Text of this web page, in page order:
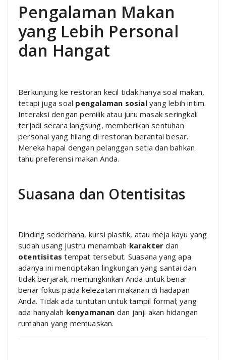
Pengalaman Makan
yang Lebih Personal
dan Hangat
Berkunjung ke restoran kecil tidak hanya soal makan,
tetapi juga soal pengalaman sosialyang lebih intim.
Interaksi dengan pemilik atau juru masak seringkali
terjadi secara langsung, memberikan sentuhan
personal yang hilang di restoran berantai besar.
Mereka hapal dengan pelanggan setia dan bahkan
tahu preferensi makan Anda.
Suasana dan Otentisitas
Dinding sederhana, kursi plastik, atau meja kayu yang
sudah usang justru menambah karakter dan
otentisitas tempat tersebut. Suasana yang apa
adanya ini menciptakan lingkungan yang santai dan
tidak berjarak, memungkinkan Anda untuk benar-
benar fokus pada kelezatan makanan di hadapan
Anda. Tidak ada tuntutan untuk tampil formal; yang
ada hanyalah kenyamanan dan janji akan hidangan
rumahan yang memuaskan.